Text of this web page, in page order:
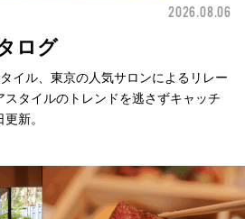
2026.08.06
ログ
イル、東京の人気サロンによるリレー
タイルのトレンドを逃さずキャッチ
新。